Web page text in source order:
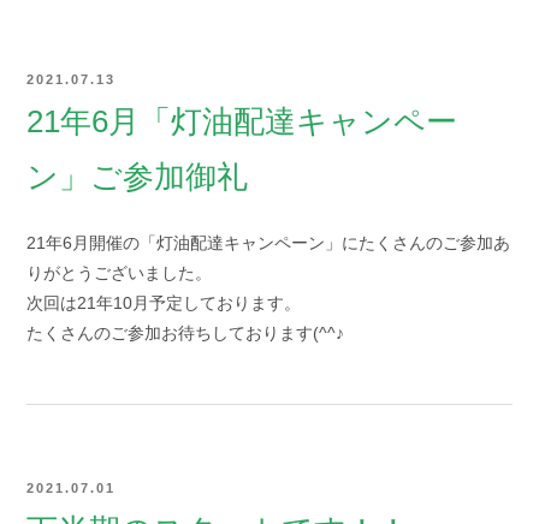
2021.07.13
21年6月「灯油配達キャンペー
ン」ご参加御礼
21年6月開催の「灯油配達キャンペーン」にたくさんのご参加あ
りがとうございました。
次回は21年10月予定しております。
たくさんのご参加お待ちしております(^^♪
2021.07.01